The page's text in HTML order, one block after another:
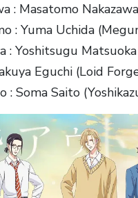
: Masatomo
: Yuma Uchida
: Yoshitsugu
Eguchi (Loid
: Soma Saito